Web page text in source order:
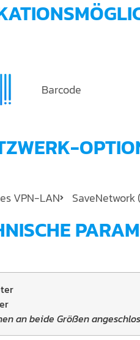
Barcode
VPN-LAN SaveNetwork
an beide Größen